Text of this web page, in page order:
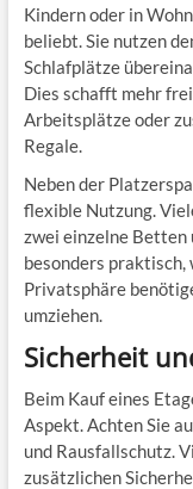
Kindern oder in
beliebt. Sie nutzen
Schlafplätze
Dies schafft mehr
Arbeitsplätze oder
Regale.
Neben der
flexible Nutzung.
zwei einzelne Betten
besonders praktisch,
Privatsphäre
umziehen.
Sicherheit
Beim Kauf eines
Aspekt. Achten Sie
und Rausfallschutz.
zusätzlichen